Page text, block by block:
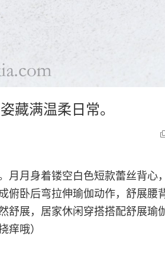
藏满温柔日常。
月月身着镂空白色短款蕾丝背心
俯卧后弯拉伸瑜伽动作，舒展腰
舒展，居家休闲穿搭搭配舒展瑜
痒哦）